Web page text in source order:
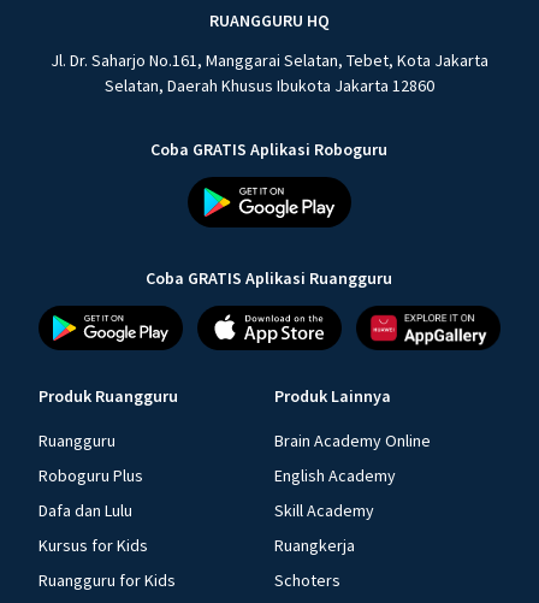
RUANGGURU HQ
Jl. Dr. Saharjo No.161, Manggarai Selatan, Tebet, Kota Jakarta
Selatan, Daerah Khusus Ibukota Jakarta 12860
Coba GRATIS Aplikasi Roboguru
Coba GRATIS Aplikasi Ruangguru
Produk Ruangguru
Ruangguru
Roboguru Plus
Dafa dan Lulu
Kursus for Kids
Ruangguru for Kids
Produk Lainnya
Brain Academy Online
English Academy
Skill Academy
Ruangkerja
Schoters